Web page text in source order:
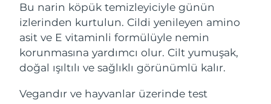
Bu narin köpük temizleyiciyle günün
izlerinden kurtulun. Cildi yenileyen amino
asit ve E vitaminli formülüyle nemin
korunmasına yardımcı olur. Cilt yumuşak,
doğal ışıltılı ve sağlıklı görünümlü kalır.
Vegandır ve hayvanlar üzerinde test